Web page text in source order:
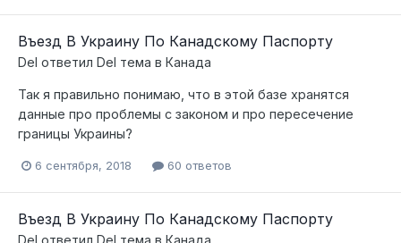
Въезд В Украину По Канадскому Паспорту
Del ответил Del тема в Канада
Так я правильно понимаю, что в этой базе хранятся
данные про проблемы с законом и про пересечение
границы Украины?
6 сентября, 2018 60 ответов
Въезд В Украину По Канадскому Паспорту